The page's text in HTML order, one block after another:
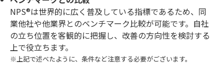
NPS®は世界的に広く普及している指標であるため、同
業他社や他業界とのベンチマーク比較が可能です。自社
の立ち位置を客観的に把握し、改善の方向性を検討する
上で役立ちます。
※上記で述べたように、条件など注意する必要がございます。